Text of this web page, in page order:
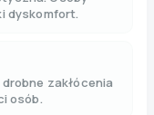
dyskomfort.
zakłócenia
osób.